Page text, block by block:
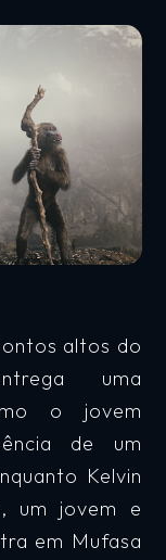
altos do
uma
o jovem
de um
Kelvin
um jovem e
em Mufasa